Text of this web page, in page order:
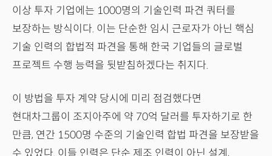
이상 투자 기업에는 1000명의 기술인력 파견 쿼터를
보장하는 방식이다. 이는 단순한 임시 근로자가 아닌 핵심
기술 인력의 합법적 파견을 통해 한국 기업들의 글로벌
프로젝트 수행 능력을 뒷받침하겠다는 취지다.
이 방법을 투자 계약 당시에 미리 점검했다면
현대차그룹이 조지아주에 약 70억 달러를 투자하기로 한
만큼, 연간 1500명 수준의 기술인력 합법 파견을 보장받을